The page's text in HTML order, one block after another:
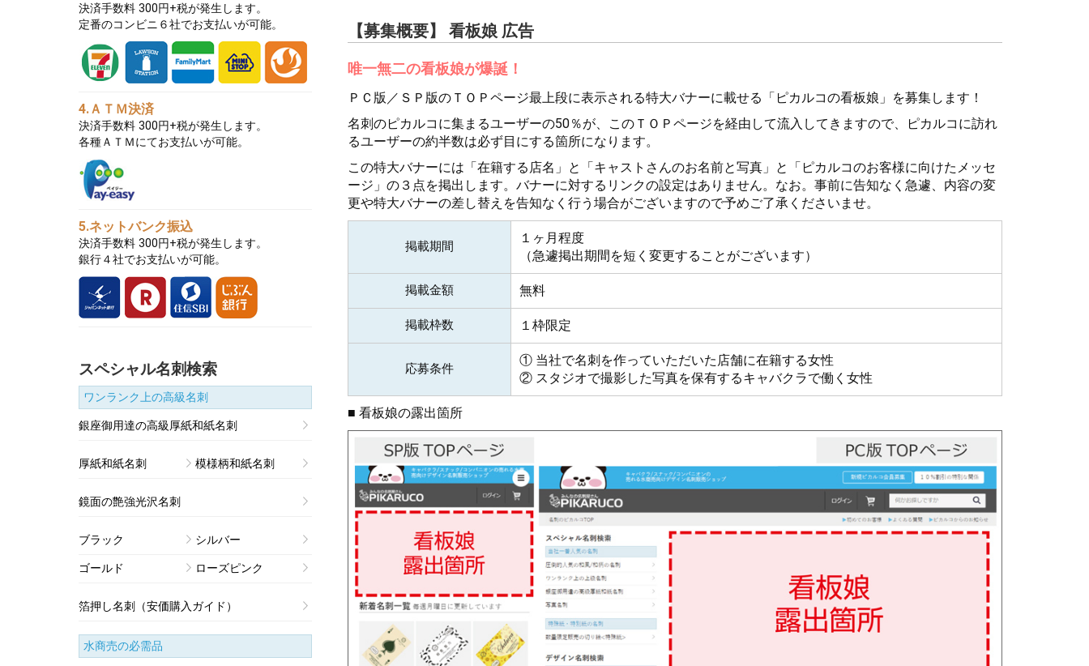
決済手数料 300円+税が発生します。
定番のコンビニ６社でお支払いが可能。
4.ＡＴＭ決済
決済手数料 300円+税が発生します。
各種ＡＴＭにてお支払いが可能。
5.ネットバンク振込
決済手数料 300円+税が発生します。
銀行４社でお支払いが可能。
スペシャル名刺検索
ワンランク上の高級名刺
銀座御用達の高級厚紙和紙名刺
厚紙和紙名刺 模様柄和紙名刺
鏡面の艶強光沢名刺
ブラック
ゴールド
シルバー
ローズピンク
箔押し名刺（安価購入ガイド）
水商売の必需品
【募集概要】 看板娘 広告
唯一無二の看板娘が爆誕！
ＰＣ版／ＳＰ版のＴＯＰページ最上段に表示される特大バナーに載せる「ピカルコの看板娘」を募集します！
名刺のピカルコに集まるユーザーの50％が、このＴＯＰページを経由して流入してきますので、ピカルコに訪れ
るユーザーの約半数は必ず目にする箇所になります。
この特大バナーには「在籍する店名」と「キャストさんのお名前と写真」と「ピカルコのお客様に向けたメッセ
ージ」の３点を掲出します。バナーに対するリンクの設定はありません。なお。事前に告知なく急遽、内容の変
更や特大バナーの差し替えを告知なく行う場合がございますので予めご了承くださいませ。
掲載期間
１ヶ月程度
（急遽掲出期間を短く変更することがございます）
掲載金額 無料
掲載枠数 １枠限定
応募条件
① 当社で名刺を作っていただいた店舗に在籍する女性
② スタジオで撮影した写真を保有するキャバクラで働く女性
■ 看板娘の露出箇所